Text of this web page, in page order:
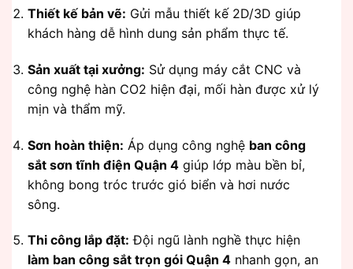
Thiết kế bản vẽ: Gửi mẫu thiết kế 2D/3D giúp
khách hàng dễ hình dung sản phẩm thực tế.
Sản xuất tại xưởng: Sử dụng máy cắt CNC và
công nghệ hàn CO2 hiện đại, mối hàn được xử lý
mịn và thẩm mỹ.
Sơn hoàn thiện: Áp dụng công nghệ ban công
sắt sơn tĩnh điện Quận 4 giúp lớp màu bền bỉ,
không bong tróc trước gió biển và hơi nước
sông.
Thi công lắp đặt: Đội ngũ lành nghề thực hiện
làm ban công sắt trọn gói Quận 4 nhanh gọn, an